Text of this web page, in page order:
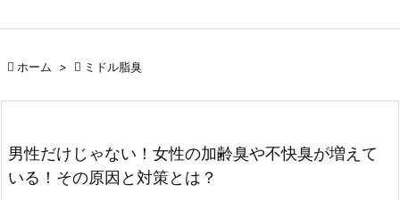
 ホーム >  ミドル脂臭
男性だけじゃない！女性の加齢臭や不快臭が増えて
いる！その原因と対策とは？